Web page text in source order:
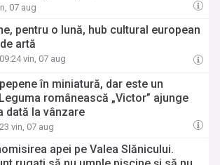
07 aug
pentru o lună, hub cultural european
artă
09:24 vin, 07 aug
în miniatură, dar este un
românească „Victor” ajunge
dată la vânzare
vin, 07 aug
apei pe Valea Slănicului.